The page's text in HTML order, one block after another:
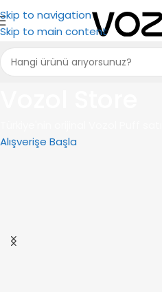
Skip to navigation
Skip to main content
Alışverişe Başla